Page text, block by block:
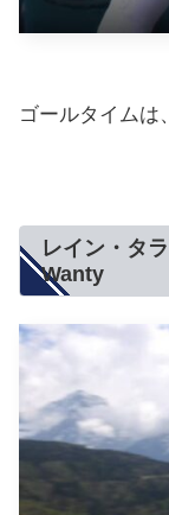
ゴールタイムは
レイン・タ
Wanty